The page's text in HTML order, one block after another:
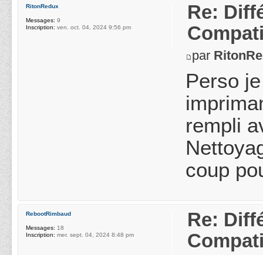
Re:
par
Perso
rempli
coup
RitonRedux
Messages: 9
Inscription: ven. oct. 04, 2024 9:56 pm
Re:
RebootRimbaud
Messages: 18
Inscription: mer. sept. 04, 2024 8:48 pm